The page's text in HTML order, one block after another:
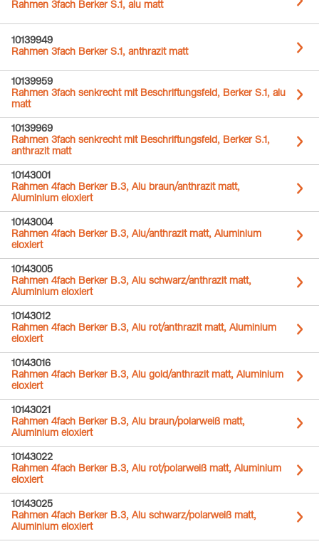
Rahmen 3fach Berker S.1, alu matt
10139949
Rahmen 3fach Berker S.1, anthrazit matt
10139959
Rahmen 3fach senkrecht mit Beschriftungsfeld, Berker S.1, alu
matt
10139969
Rahmen 3fach senkrecht mit Beschriftungsfeld, Berker S.1,
anthrazit matt
10143001
Rahmen 4fach Berker B.3, Alu braun/anthrazit matt,
Aluminium eloxiert
10143004
Rahmen 4fach Berker B.3, Alu/anthrazit matt, Aluminium
eloxiert
10143005
Rahmen 4fach Berker B.3, Alu schwarz/anthrazit matt,
Aluminium eloxiert
10143012
Rahmen 4fach Berker B.3, Alu rot/anthrazit matt, Aluminium
eloxiert
10143016
Rahmen 4fach Berker B.3, Alu gold/anthrazit matt, Aluminium
eloxiert
10143021
Rahmen 4fach Berker B.3, Alu braun/polarweiß matt,
Aluminium eloxiert
10143022
Rahmen 4fach Berker B.3, Alu rot/polarweiß matt, Aluminium
eloxiert
10143025
Rahmen 4fach Berker B.3, Alu schwarz/polarweiß matt,
Aluminium eloxiert